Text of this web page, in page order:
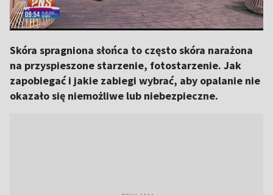
Skóra spragniona słońca to często skóra narażona
na przyspieszone starzenie, fotostarzenie. Jak
zapobiegać i jakie zabiegi wybrać, aby opalanie nie
okazało się niemożliwe lub niebezpieczne.